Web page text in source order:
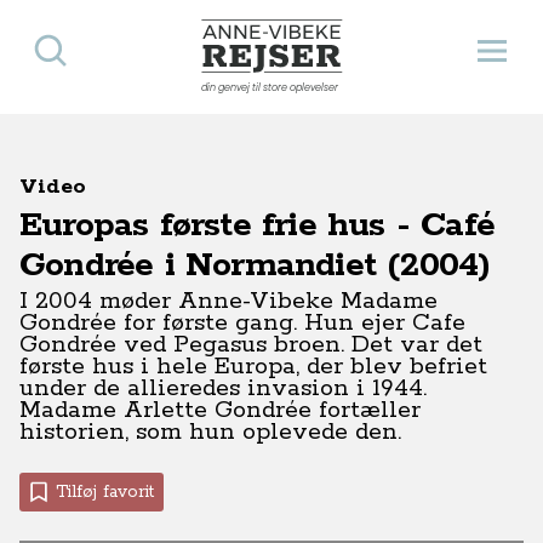
Anne-Vibeke Rejser
din genvej til store oplevelser
Åbn
Søg
Video
Europas første frie hus - Café
Gondrée i Normandiet (2004)
I 2004 møder Anne-Vibeke Madame
Gondrée for første gang. Hun ejer Cafe
Gondrée ved Pegasus broen. Det var det
første hus i hele Europa, der blev befriet
under de allieredes invasion i 1944.
Madame Arlette Gondrée fortæller
historien, som hun oplevede den.
Tilføj favorit